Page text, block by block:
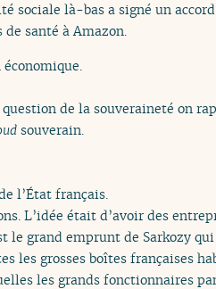
sociale là-bas a signé un
santé à Amazon.
de la souveraineté on
souverain.
l’État français.
L’idée était d’avoir des
le grand emprunt de Sarkozy
les grosses boîtes françaises
les grands fonctionnaires